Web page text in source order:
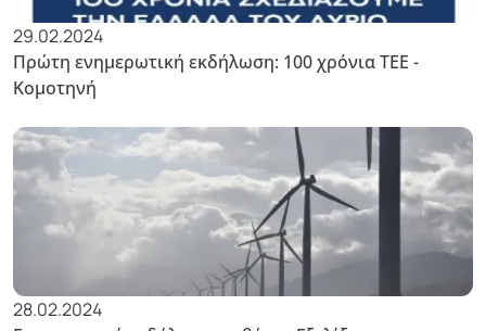
29.02.2024
Πρώτη ενημερωτική εκδήλωση: 100 χρόνια ΤΕΕ -
Κομοτηνή
28.02.2024